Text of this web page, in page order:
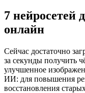
7 нейросетей
онлайн
Сейчас достаточно
за секунды получить
улучшенное
ИИ: для повышения
восстановления